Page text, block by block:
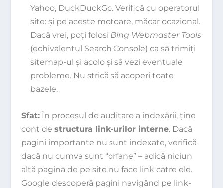
Yahoo, DuckDuckGo. Verifică cu operatorul
site:și pe aceste motoare, măcar ocazional.
Dacă vrei, poți folosi Bing Webmaster Tools
(echivalentul Search Console) ca să trimiți
sitemap-ul și acolo și să vezi eventuale
probleme. Nu strică să acoperi toate
bazele.
Sfat:În procesul de auditare a indexării, ține
cont de structura link-urilor interne. Dacă
pagini importante nu sunt indexate, verifică
dacă nu cumva sunt “orfane” – adică niciun
altă pagină de pe site nu face link către ele.
Google descoperă pagini navigând pe link-